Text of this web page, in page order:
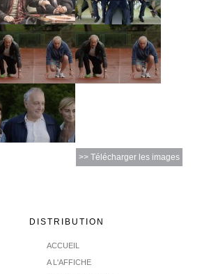
>> Télécharger les images
DISTRIBUTION
ACCUEIL
A L'AFFICHE